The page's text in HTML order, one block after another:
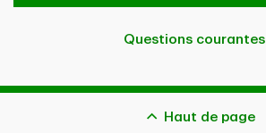
Questions courantes
Haut de page